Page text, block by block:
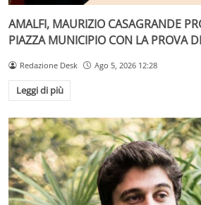
AMALFI, MAURIZIO CASAGRANDE
PIAZZA MUNICIPIO CON LA PROVA
Redazione Desk Ago 5, 2026 12:28
Leggi di più